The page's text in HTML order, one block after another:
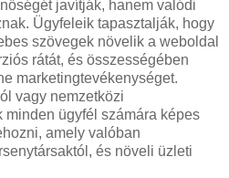
javítják, hanem valódi
Ügyfeleik tapasztalják, hogy
szövegek növelik a weboldal
rátát, és összességében
marketingtevékenységet.
vagy nemzetközi
ügyfél számára képes
amely valóban
és növeli üzleti